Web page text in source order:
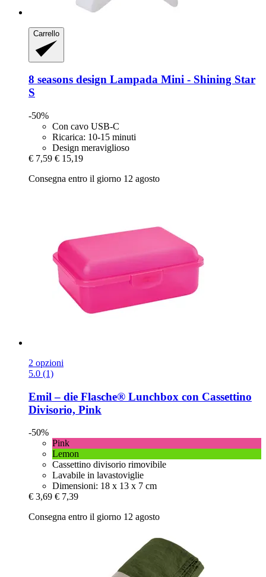
Carrello
8 seasons design Lampada Mini -​ Shining Star
S
-50%
Con cavo USB-C
Ricarica: 10-15 minuti
Design meraviglioso
€ 7,59 € 15,19
Consegna entro il giorno 12 agosto
2 opzioni
5.0 (1)
Emil – die Flasche® Lunchbox con Cassettino
Divisorio, Pink
-50%
Pink
Lemon
Cassettino divisorio rimovibile
Lavabile in lavastoviglie
Dimensioni: 18 x 13 x 7 cm
€ 3,69 € 7,39
Consegna entro il giorno 12 agosto